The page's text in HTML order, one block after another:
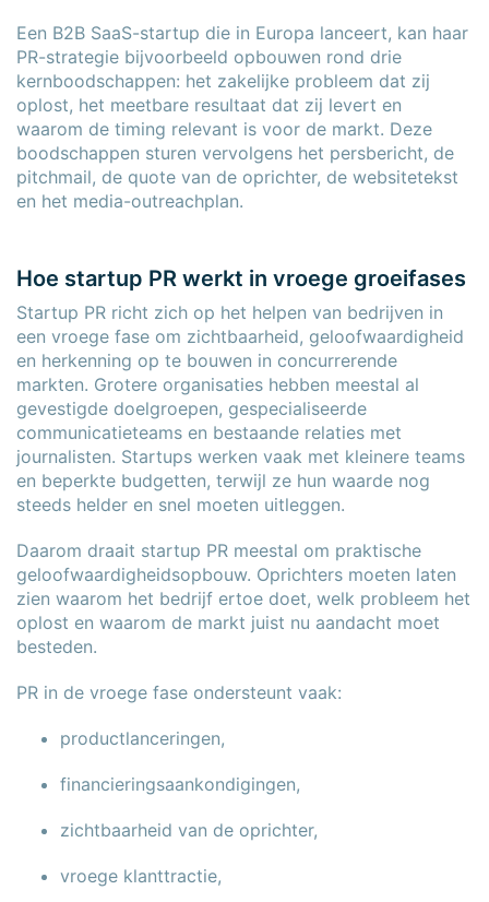
Een B2B SaaS-startup die in Europa lanceert, kan haar
PR-strategie bijvoorbeeld opbouwen rond drie
kernboodschappen: het zakelijke probleem dat zij
oplost, het meetbare resultaat dat zij levert en
waarom de timing relevant is voor de markt. Deze
boodschappen sturen vervolgens het persbericht, de
pitchmail, de quote van de oprichter, de websitetekst
en het media-outreachplan.
Hoe startup PR werkt in vroege groeifases
Startup PR richt zich op het helpen van bedrijven in
een vroege fase om zichtbaarheid, geloofwaardigheid
en herkenning op te bouwen in concurrerende
markten. Grotere organisaties hebben meestal al
gevestigde doelgroepen, gespecialiseerde
communicatieteams en bestaande relaties met
journalisten. Startups werken vaak met kleinere teams
en beperkte budgetten, terwijl ze hun waarde nog
steeds helder en snel moeten uitleggen.
Daarom draait startup PR meestal om praktische
geloofwaardigheidsopbouw. Oprichters moeten laten
zien waarom het bedrijf ertoe doet, welk probleem het
oplost en waarom de markt juist nu aandacht moet
besteden.
PR in de vroege fase ondersteunt vaak:
productlanceringen,
financieringsaankondigingen,
zichtbaarheid van de oprichter,
vroege klanttractie,